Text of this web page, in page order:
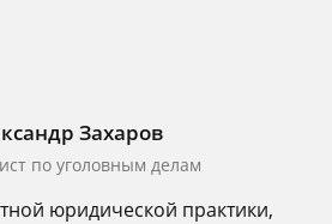
Захаров
по уголовным делам
юридической практики,